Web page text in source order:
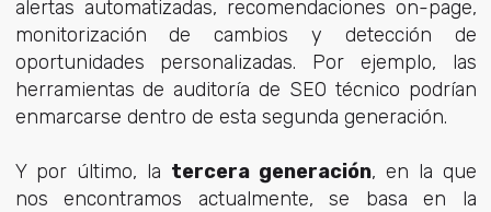
alertas automatizadas, recomendaciones on-page,
monitorización de cambios y detección de
oportunidades personalizadas. Por ejemplo, las
herramientas de auditoría de SEO técnico podrían
enmarcarse dentro de esta segunda generación.
Y por último, la tercera generación, en la que
nos encontramos actualmente, se basa en la